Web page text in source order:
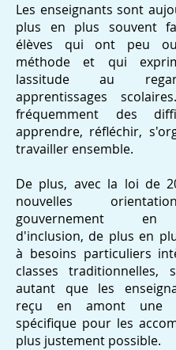
Les enseignants sont
plus en plus souvent
élèves qui ont peu
méthode et qui
lassitude au
apprentissages
fréquemment des
apprendre, réfléchir,
travailler ensemble.
De plus, avec la loi de
nouvelles
gouvernement en
d'inclusion, de plus en
à besoins particuliers
classes traditionnelles,
autant que les
reçu en amont une
spécifique pour les
plus justement possible.